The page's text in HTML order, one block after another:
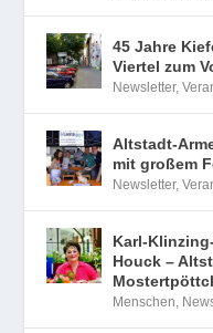
45 Jahre
Viertel zum
Newsletter,
Altstadt-
mit großem
Newsletter,
Karl-
Houck –
Menschen,